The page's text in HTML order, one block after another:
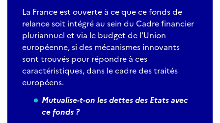
La France est ouverte à ce que ce fonds de
relance soit intégré au sein du Cadre financier
pluriannuel et via le budget de l’Union
européenne, si des mécanismes innovants
sont trouvés pour répondre à ces
caractéristiques, dans le cadre des traités
européens.
Mutualise-t-on les dettes des Etats avec
ce fonds ?